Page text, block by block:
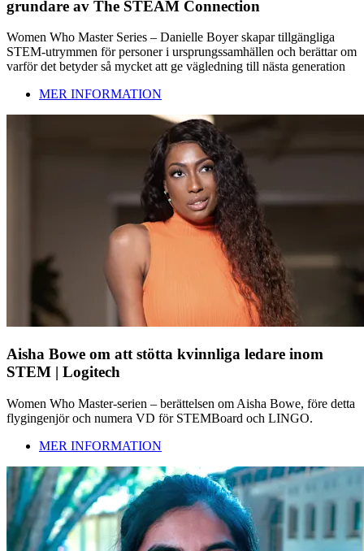
grundare av The STEAM Connection
Women Who Master Series – Danielle Boyer skapar tillgängliga
STEM-utrymmen för personer i ursprungssamhällen och berättar om
varför det betyder så mycket att ge vägledning till nästa generation
MER INFORMATION
Aisha Bowe om att stötta kvinnliga ledare inom
STEM | Logitech
Women Who Master-serien – berättelsen om Aisha Bowe, före detta
flygingenjör och numera VD för STEMBoard och LINGO.
MER INFORMATION